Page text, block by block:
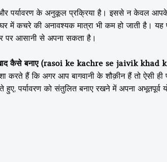
पर्यावरण के अनुकूल प्रक्रिया है। इससे न केवल
में कचरे की अनावश्यक मात्रा भी कम हो जाती है।यह
पर आसानी से अपना सकता है।
कैसे बनाए (rasoi ke kachre se jaivik khad
हैं कि अगर आप बागवानी के शौक़ीन हैं तो ऐसी ही
पर्यावरण को संतुलित बनाए रखने में अपना अभूतपूर्व